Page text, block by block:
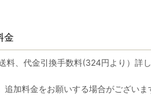
金
料、代金引換手数料(324円より）詳
加料金をお願いする場合がございま